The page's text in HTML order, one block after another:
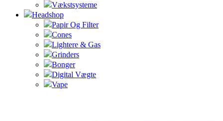
Vækstsysteme
Headshop
Papir Og Filter
Cones
Lightere & Gas
Grinders
Bonger
Digital Vægte
Vape